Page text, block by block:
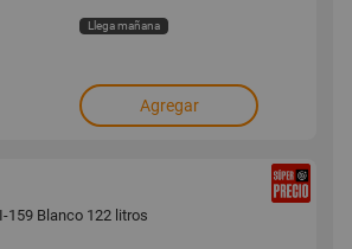
Llega mañana
Agregar
159 Blanco 122 litros